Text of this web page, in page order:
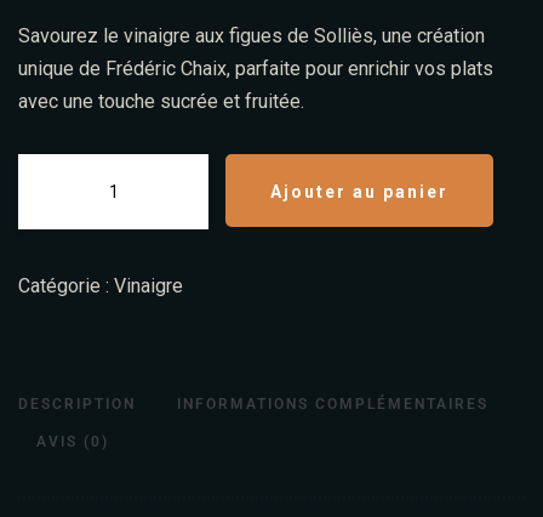
Savourez le vinaigre aux figues de Solliès, une création
unique de Frédéric Chaix, parfaite pour enrichir vos plats
avec une touche sucrée et fruitée.
Ajouter au panier
Catégorie : Vinaigre
DESCRIPTION INFORMATIONS COMPLÉMENTAIRES
AVIS (0)